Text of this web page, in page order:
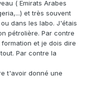
( Emirats Arabes
et très souvent
dans les labo. J'étais
pétrolière. Par contre
et je dois dire
Par contre la
t'avoir donné une